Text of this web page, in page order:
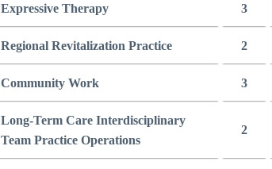
Expressive Therapy 3
Regional Revitalization Practice 2
Community Work 3
Long-Term Care Interdisciplinary
Team Practice Operations
2